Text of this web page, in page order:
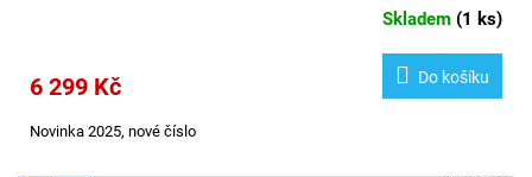
Skladem (1 ks)
6 299 Kč Do košíku
Novinka 2025, nové číslo